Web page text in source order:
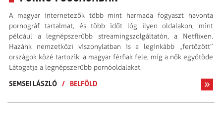
A magyar internetezők több mint harmada fogyaszt havonta
pornográf tartalmat, és több időt lóg ilyen oldalakon, mint
például a legnépszerűbb streamingszolgáltatón, a Netflixen.
Hazánk nemzetközi viszonylatban is a leginkább „fertőzött”
országok közé tartozik: a magyar férfiak fele, míg a nők egyötöde
Látogatja a legnépszerűbb pornóoldalakat.
SEMSEI LÁSZLÓ / BELFÖLD